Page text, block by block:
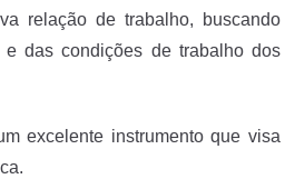
relação de trabalho, buscando
das condições de trabalho dos
excelente instrumento que visa